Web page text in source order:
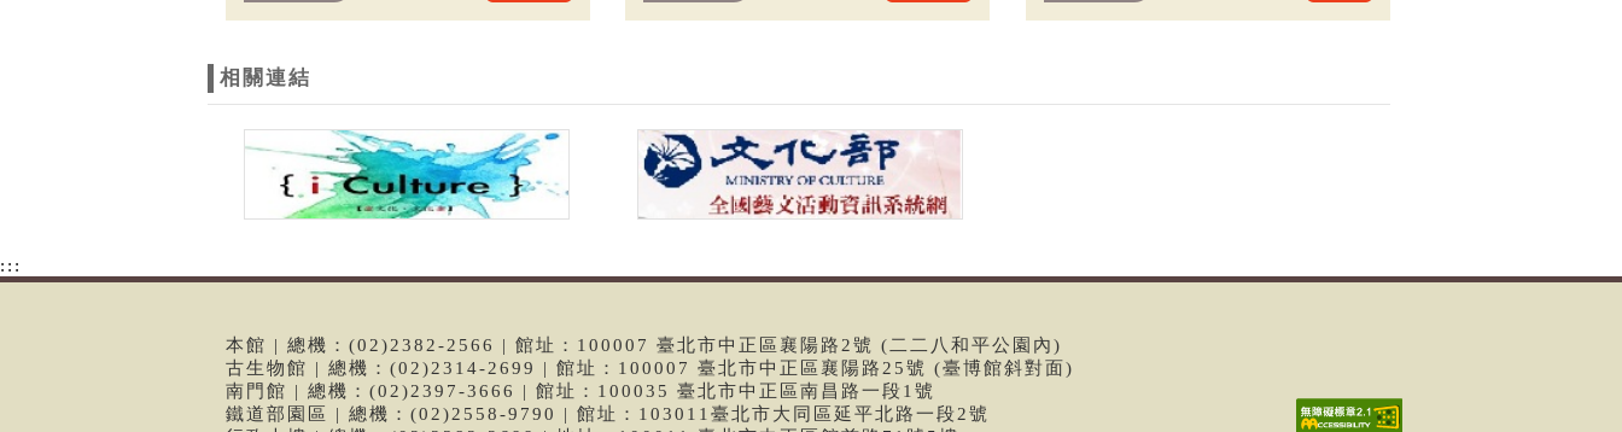
相關連結
:::
本館 | 總機：(02)2382-2566 | 館址：100007 臺北市中正區襄陽路2號 (二二八和平公園內)
古生物館 | 總機：(02)2314-2699 | 館址：100007 臺北市中正區襄陽路25號 (臺博館斜對面)
南門館 | 總機：(02)2397-3666 | 館址：100035 臺北市中正區南昌路一段1號
鐵道部園區 | 總機：(02)2558-9790 | 館址：103011臺北市大同區延平北路一段2號